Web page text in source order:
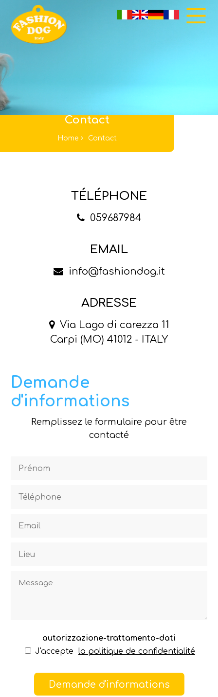
Contact
Home Contact
TÉLÉPHONE
059687984
EMAIL
info@fashiondog.it
ADRESSE
Via Lago di carezza 11
Carpi (MO) 41012 - ITALY
Demande
d'informations
Remplissez le formulaire pour être
contacté
autorizzazione-trattamento-dati
J'accepte la politique de confidentialité
Demande d'informations